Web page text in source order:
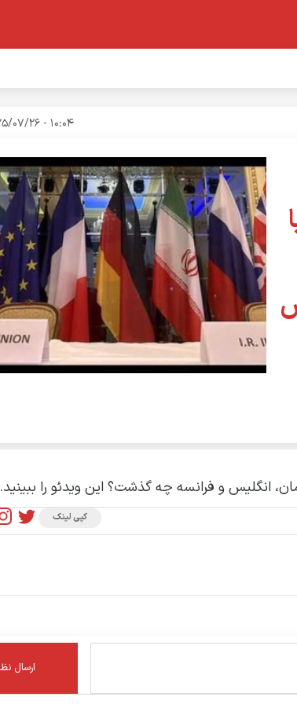
10:04 - 2025/07/26
انگلیس و فرانسه چه گذشت؟ این ویدئو را ببینید.
کپی لینک